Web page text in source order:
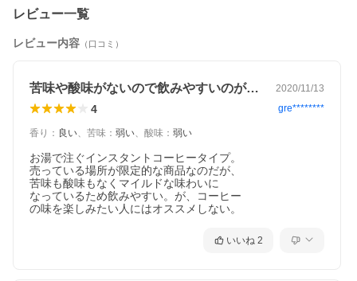
・濃いめの場合は大さじ１杯
80-85℃で150ml加える
レビュー一覧
レビュー内容 （口コミ）
苦味や酸味がないので飲みやすいのがいい 2020/11/13
4 gre********
香り ： 良い、 苦味 ： 弱い、 酸味 ： 弱い
お湯で注ぐインスタントコーヒータイプ。
売っている場所が限定的な商品なのだが、
苦味も酸味もなくマイルドな味わいに
なっているため飲みやすい。が、コーヒー
の味を楽しみたい人にはオススメしない。
いいね 2